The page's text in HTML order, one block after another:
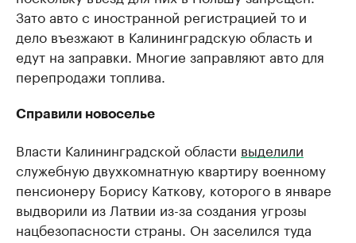
Зато авто с иностранной регистрацией то и
дело въезжают в Калининградскую область и
едут на заправки. Многие заправляют авто для
перепродажи топлива.
Справили новоселье
Власти Калининградской области выделили
служебную двухкомнатную квартиру военному
пенсионеру Борису Каткову, которого в январе
выдворили из Латвии из-за создания угрозы
нацбезопасности страны. Он заселился туда